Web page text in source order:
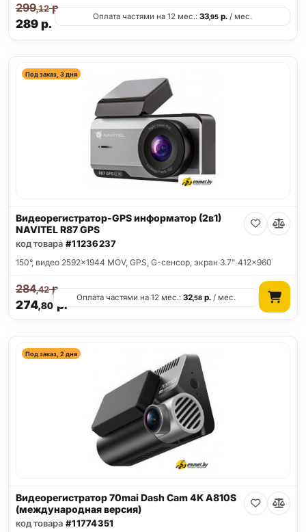
289р.
299,12р.
Оплата частями на 12 мес.: 33,95р./ мес.
Под заказ, 3 дня
Видеорегистратор-GPS информатор (2в1)
NAVITEL R87 GPS
код товара #11236237
150°, видео 2592x1944 MOV, GPS, G-сенсор, экран 3.7" 412x960
274,80р.
284,42р.
Оплата частями на 12 мес.:32,58 р. / мес.
Под заказ, 2 дня
Видеорегистратор 70mai Dash Cam 4K A810S
(международная версия)
код товара #11774351